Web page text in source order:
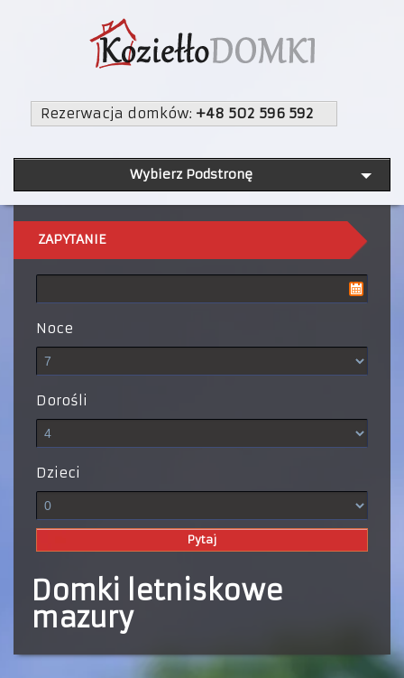
Rezerwacja domków: +48 502 596 592
Wybierz Podstronę
ZAPYTANIE
Noce
Dorośli
Dzieci
Domki letniskowe
mazury